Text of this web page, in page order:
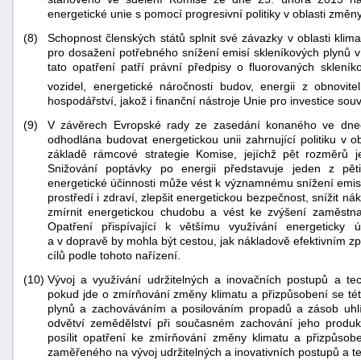
energetické unie s pomocí progresivní politiky v oblasti
(8)
Schopnost členských států splnit své závazky v oblasti
pro dosažení potřebného snížení emisí skleníkových plynů
tato opatření patří právní předpisy o fluorovaných
vozidel, energetické náročnosti budov, energii z
hospodářství, jakož i finanční nástroje Unie pro investice
(9)
V závěrech Evropské rady ze zasedání konaného ve
odhodlána budovat energetickou unii zahrnující politiku v
základě rámcové strategie Komise, jejíchž pět rozměrů
Snižování poptávky po energii představuje jeden z
energetické účinnosti může vést k významnému snížení
prostředí i zdraví, zlepšit energetickou bezpečnost, snížit
zmírnit energetickou chudobu a vést ke zvýšení
Opatření přispívající k většímu využívání energeticky
a v dopravě by mohla být cestou, jak nákladově efektivním
cílů podle tohoto nařízení.
(10) Vývoj a využívání udržitelných a inovačních postupů a
pokud jde o zmírňování změny klimatu a přizpůsobení se
plynů a zachováváním a posilováním propadů a zásob
odvětví zemědělství při současném zachování jeho
posílit opatření ke zmírňování změny klimatu a
zaměřeného na vývoj udržitelných a inovativních postupů a